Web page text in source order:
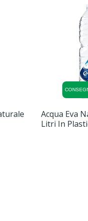
Acqua Eva
Litri In